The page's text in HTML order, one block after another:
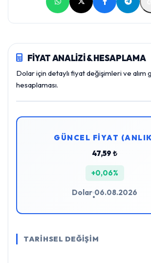
FİYAT ANALİZİ & HESAPLAMA
Dolar için detaylı fiyat değişimleri ve alım
hesaplaması.
GÜNCEL FİYAT
47,59 ₺
+0,06%
Dolar
•
06.08.2026
TARİHSEL DEĞİŞİM